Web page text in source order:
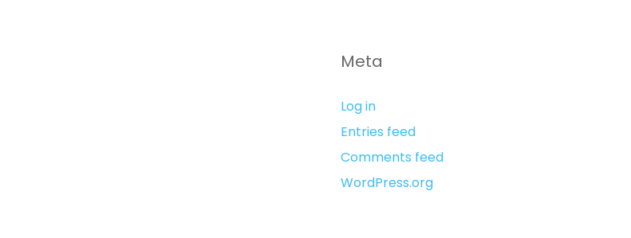
Meta
Log in
Entries feed
Comments feed
WordPress.org